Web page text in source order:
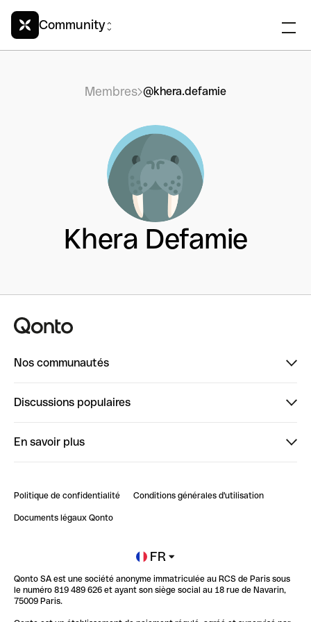
Community
Membres @khera.defamie
Khera Defamie
Nos communautés
ClubQonto
Discussions populaires
Impact de l'IA sur les carrières/productivité
En savoir plus
Blog
Newsroom
Glossaire finance
Politique de confidentialité Conditions générales d'utilisation
Documents légaux Qonto
FR
Qonto SA est une société anonyme immatriculée au RCS de Paris sous
le numéro 819 489 626 et ayant son siège social au 18 rue de Navarin,
75009 Paris.